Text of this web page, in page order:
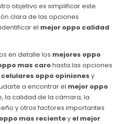
objetivo es simplificar este
clara de las opciones
el mejor oppo calidad
en detalle los mejores oppo
mas carohasta las opciones
celulares oppo opiniones y
a encontrar el mejor oppo.
la calidad de la cámara, la
y otros factores importantes
mas recientey el mejor